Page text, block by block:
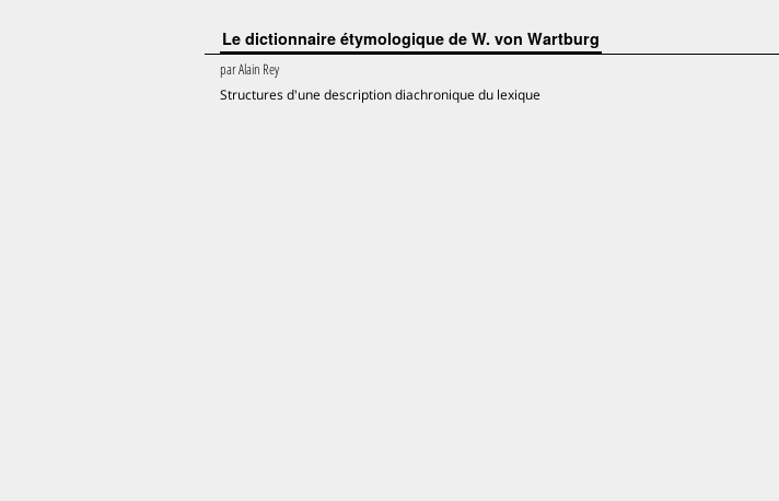
Le dictionnaire étymologique de W. von Wartburg
parAlain Rey
Structures d'une description diachronique du lexique